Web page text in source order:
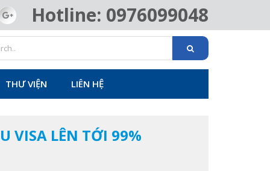
Hotline: 0976099048
THƯ VIỆN LIÊN HỆ
VISA LÊN TỚI 99%